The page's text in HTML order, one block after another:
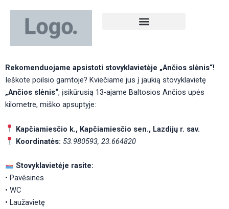
Rekomenduojame apsistoti stovyklavietėje „Ančios slėnis“!
Ieškote poilsio gamtoje? Kviečiame jus į jaukią stovyklavietę
„Ančios slėnis“, įsikūrusią 13-ajame Baltosios Ančios upės
kilometre, miško apsuptyje:
Kapčiamiesčio k., Kapčiamiesčio sen., Lazdijų r. sav.
Koordinatės: 53.980593, 23.664820
Stovyklavietėje rasite:
• Pavėsines
• WC
• Laužavietę